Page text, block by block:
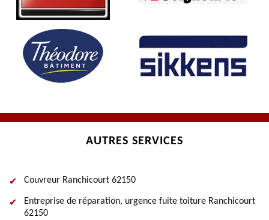
AUTRES SERVICES
Couvreur Ranchicourt 62150
Entreprise de réparation, urgence fuite toiture Ranchicourt
62150